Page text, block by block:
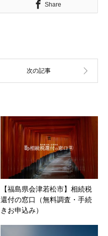
Share
【福島県会津若松市】相続税
還付の窓口（無料調査・手続
きお申込み）